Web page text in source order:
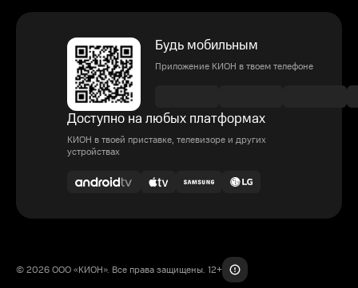
Будь мобильным
Приложение КИОН в твоем телефоне
Доступно на любых платформах
КИОН в твоей приставке, телевизоре и других
устройствах
© 2026 ООО «КИОН». Все права защищены. 12+